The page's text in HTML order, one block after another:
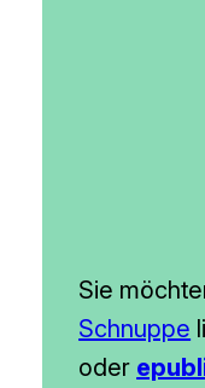
Sie
Schnuppe
oder